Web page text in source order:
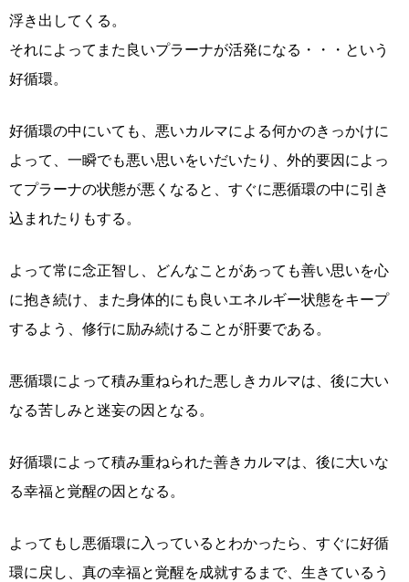
浮き出してくる。
それによってまた良いプラーナが活発になる・・・という
好循環。
好循環の中にいても、悪いカルマによる何かのきっかけに
よって、一瞬でも悪い思いをいだいたり、外的要因によっ
てプラーナの状態が悪くなると、すぐに悪循環の中に引き
込まれたりもする。
よって常に念正智し、どんなことがあっても善い思いを心
に抱き続け、また身体的にも良いエネルギー状態をキープ
するよう、修行に励み続けることが肝要である。
悪循環によって積み重ねられた悪しきカルマは、後に大い
なる苦しみと迷妄の因となる。
好循環によって積み重ねられた善きカルマは、後に大いな
る幸福と覚醒の因となる。
よってもし悪循環に入っているとわかったら、すぐに好循
環に戻し、真の幸福と覚醒を成就するまで、生きているう